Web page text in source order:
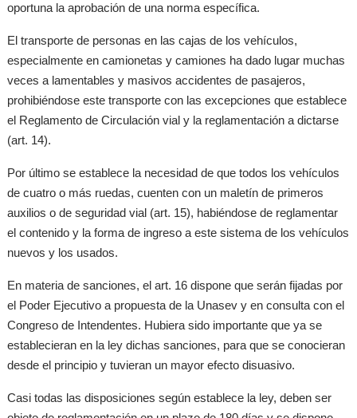
oportuna la aprobación de una norma específica.
El transporte de personas en las cajas de los vehículos,
especialmente en camionetas y camiones ha dado lugar muchas
veces a lamentables y masivos accidentes de pasajeros,
prohibiéndose este transporte con las excepciones que establece
el Reglamento de Circulación vial y la reglamentación a dictarse
(art. 14).
Por último se establece la necesidad de que todos los vehículos
de cuatro o más ruedas, cuenten con un maletín de primeros
auxilios o de seguridad vial (art. 15), habiéndose de reglamentar
el contenido y la forma de ingreso a este sistema de los vehículos
nuevos y los usados.
En materia de sanciones, el art. 16 dispone que serán fijadas por
el Poder Ejecutivo a propuesta de la Unasev y en consulta con el
Congreso de Intendentes. Hubiera sido importante que ya se
establecieran en la ley dichas sanciones, para que se conocieran
desde el principio y tuvieran un mayor efecto disuasivo.
Casi todas las disposiciones según establece la ley, deben ser